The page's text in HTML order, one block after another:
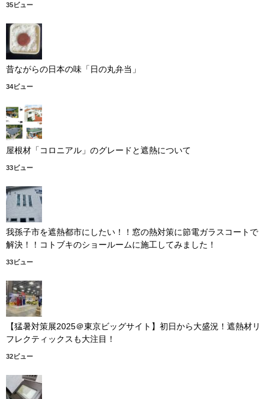
35ビュー
昔ながらの日本の味「日の丸弁当」
34ビュー
屋根材「コロニアル」のグレードと遮熱について
33ビュー
我孫子市を遮熱都市にしたい！！窓の熱対策に節電ガラスコートで
解決！！コトブキのショールームに施工してみました！
33ビュー
【猛暑対策展2025＠東京ビッグサイト】初日から大盛況！遮熱材リ
フレクティックスも大注目！
32ビュー